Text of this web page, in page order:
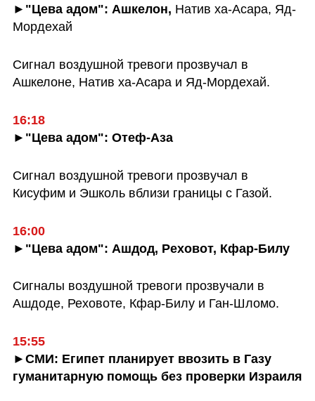
►"Цева адом": Ашкелон, Натив ха-Асара, Яд-
Мордехай
Сигнал воздушной тревоги прозвучал в
Ашкелоне, Натив ха-Асара и Яд-Мордехай.
16:18
►"Цева адом": Отеф-Аза
Сигнал воздушной тревоги прозвучал в
Кисуфим и Эшколь вблизи границы с Газой.
16:00
►"Цева адом": Ашдод, Реховот, Кфар-Билу
Сигналы воздушной тревоги прозвучали в
Ашдоде, Реховоте, Кфар-Билу и Ган-Шломо.
15:55
►СМИ: Египет планирует ввозить в Газу
гуманитарную помощь без проверки Израиля